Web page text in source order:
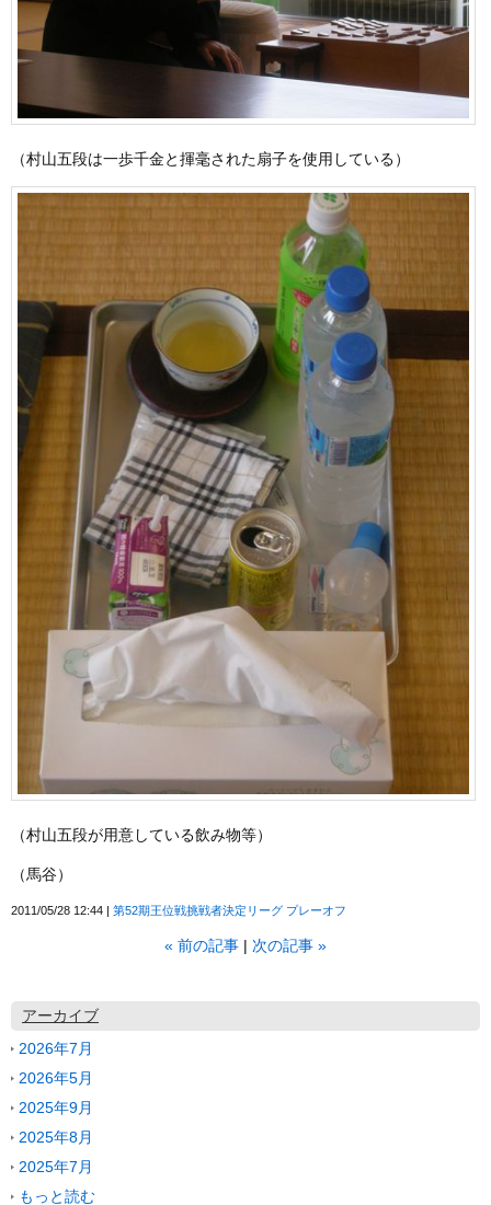
（村山五段は一歩千金と揮毫された扇子を使用している）
（村山五段が用意している飲み物等）
（馬谷）
2011/05/28 12:44 第52期王位戦挑戦者決定リーグ プレーオフ
« 前の記事 次の記事 »
アーカイブ
2026年7月
2026年5月
2025年9月
2025年8月
2025年7月
もっと読む